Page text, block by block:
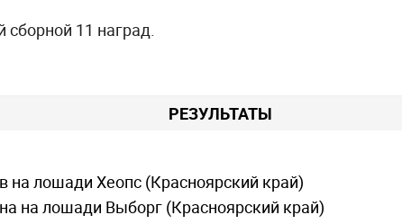
сборной 11 наград.
РЕЗУЛЬТАТЫ
на лошади Хеопс (Красноярский край)
на лошади Выборг (Красноярский край)